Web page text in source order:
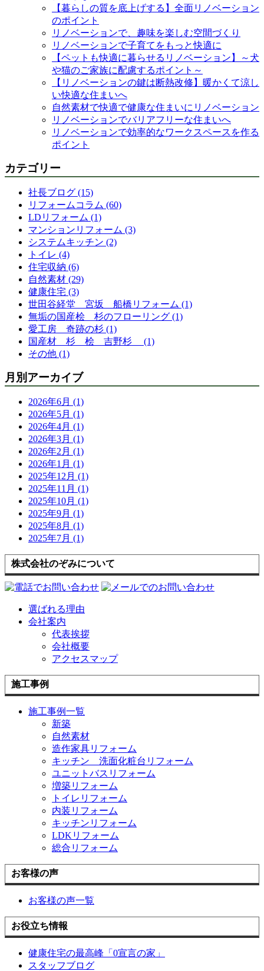
【暮らしの質を底上げする】全面リノベーション
のポイント
リノベーションで、趣味を楽しむ空間づくり
リノベーションで子育てをもっと快適に
【ペットも快適に暮らせるリノベーション】～犬
や猫のご家族に配慮するポイント～
【リノベーションの鍵は断熱改修】暖かくて涼し
い快適な住まいへ
自然素材で快適で健康な住まいにリノベーション
リノベーションでバリアフリーな住まいへ
リノベーションで効率的なワークスペースを作る
ポイント
カテゴリー
社長ブログ (15)
リフォームコラム (60)
LDリフォーム (1)
マンションリフォーム (3)
システムキッチン (2)
トイレ (4)
住宅収納 (6)
自然素材 (29)
健康住宅 (3)
世田谷経堂 宮坂 船橋リフォーム (1)
無垢の国産桧 杉のフローリング (1)
愛工房 奇跡の杉 (1)
国産材 杉 桧 吉野杉 (1)
その他 (1)
月別アーカイブ
2026年6月 (1)
2026年5月 (1)
2026年4月 (1)
2026年3月 (1)
2026年2月 (1)
2026年1月 (1)
2025年12月 (1)
2025年11月 (1)
2025年10月 (1)
2025年9月 (1)
2025年8月 (1)
2025年7月 (1)
株式会社のぞみについて
選ばれる理由
会社案内
代表挨拶
会社概要
アクセスマップ
施工事例
施工事例一覧
新築
自然素材
造作家具リフォーム
キッチン 洗面化粧台リフォーム
ユニットバスリフォーム
増築リフォーム
トイレリフォーム
内装リフォーム
キッチンリフォーム
LDKリフォーム
総合リフォーム
お客様の声
お客様の声一覧
お役立ち情報
健康住宅の最高峰「0宣言の家」
スタッフブログ